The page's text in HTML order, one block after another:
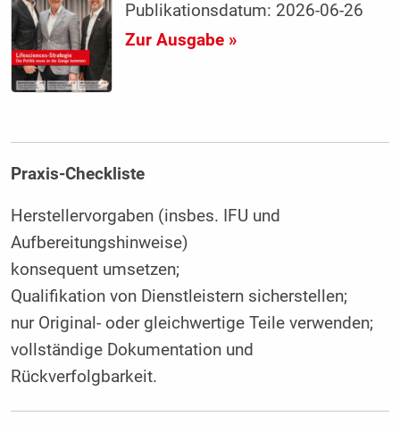
Publikationsdatum: 2026-06-26
Zur Ausgabe »
Praxis-Checkliste
Herstellervorgaben (insbes. IFU und
Aufbereitungshinweise)
konsequent umsetzen;
Qualifikation von Dienstleistern sicherstellen;
nur Original- oder gleichwertige Teile verwenden;
vollständige Dokumentation und
Rückverfolgbarkeit.